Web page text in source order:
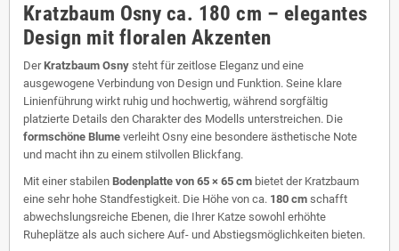
Kratzbaum Osny ca. 180 cm – elegantes
Design mit floralen Akzenten
DerKratzbaum Osny steht für zeitlose Eleganz und eine
ausgewogene Verbindung von Design und Funktion. Seine klare
Linienführung wirkt ruhig und hochwertig, während sorgfältig
platzierte Details den Charakter des Modells unterstreichen. Die
formschöne Blume verleiht Osny eine besondere ästhetische Note
und macht ihn zu einem stilvollen Blickfang.
Mit einer stabilen Bodenplatte von 65 × 65 cm bietet der Kratzbaum
eine sehr hohe Standfestigkeit. Die Höhe von ca. 180 cm schafft
abwechslungsreiche Ebenen, die Ihrer Katze sowohl erhöhte
Ruheplätze als auch sichere Auf- und Abstiegsmöglichkeiten bieten.